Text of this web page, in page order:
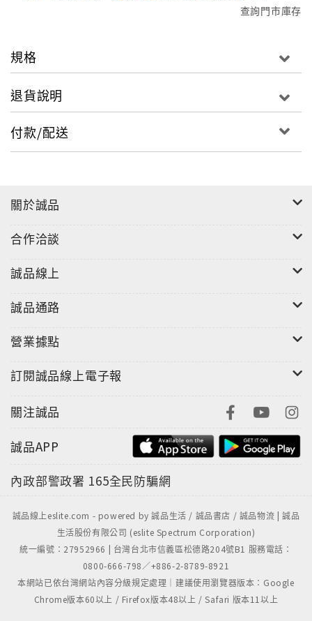
查詢門市庫存
規格
退貨說明
付款/配送
關於誠品
合作洽談
誠品線上
誠品通路
營業據點
訂閱誠品線上電子報
關注誠品
誠品APP
內政部警政署 165全民防騙網
誠品線上eslite.com - powered by 誠品生活 / 誠品書店 / 誠品物流 | 誠品
生活股份有限公司 (eslite Spectrum Corporation)
統一編號：27952966 | 台灣台北市信義區松德路204號B1 服務電話：
0800-666-798／+886-2-8789-8921
本網站已依台灣網站內容分級規定處理｜建議使用瀏覽器版本：Google
Chrome版本60以上 / Firefox版本48以上 / Safari 版本11以上